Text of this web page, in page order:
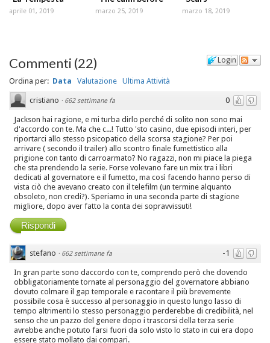
aprile 01, 2019 marzo 25, 2019 marzo 18, 2019
Login
Commenti (22)
Ordina per: Data Valutazione Ultima Attività
0
cristiano · 662 settimane fa
Jackson hai ragione, e mi turba dirlo perché di solito non sono mai
d'accordo con te. Ma che c...! Tutto 'sto casino, due episodi interi, per
riportarci allo stesso psicopatico della scorsa stagione? Per poi
arrivare ( secondo il trailer) allo scontro finale fumettistico alla
prigione con tanto di carroarmato? No ragazzi, non mi piace la piega
che sta prendendo la serie. Forse volevano fare un mix tra i libri
dedicati al governatore e il fumetto, ma così facendo hanno perso di
vista ciò che avevano creato con il telefilm (un termine alquanto
obsoleto, non credi?). Speriamo in una seconda parte di stagione
migliore, dopo aver fatto la conta dei sopravvissuti!
Rispondi
-1
stefano · 662 settimane fa
In gran parte sono daccordo con te, comprendo però che dovendo
obbligatoriamente tornate al personaggio del governatore abbiano
dovuto colmare il gap temporale e racontare il più brevemente
possibile cosa è successo al personaggio in questo lungo lasso di
tempo altrimenti lo stesso personaggio perderebbe di credibilità, nel
senso che un pazzo del genere dopo i trascorsi della terza serie
avrebbe anche potuto farsi fuori da solo visto lo stato in cui era dopo
essere stato mollato dai compari.